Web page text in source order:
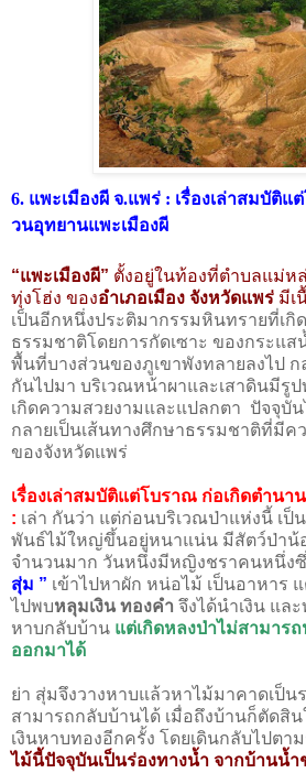
6. แพะเมืองผี จ.แพร่ : เรื่องเล่าสมบัติ
วนอุทยานแพะเมืองผี
“แพะเมืองผี” ตั้งอยู่ในท้องที่ตำบลแม่ห
ทุ่งโฮ่ง ของอำเภอเมือง จังหวัดแพร่ มีเ
เป็นอีกหนึ่งประติมากรรมหินทรายที่เ
ธรรมชาติโดยการกัดเซาะ ของกระแส
พื้นที่บางส่วนของภูเขาพังทลายลงไป
กันไปมา บริเวณหน้าผาและเสาดินมีรู
เกิดความสวยงามและแปลกตา ปัจจุบั
กลายเป็นเส้นทางศึกษาธรรมชาติที่มี
ของจังหวัดแพร่
เรื่องเล่าสมบัติแต่โบราณ ก่อเกิดตำนา
: เล่า กันว่า แต่ก่อนบริเวณป่าแห่งนี้ เ
พันธ์ไม้ใหญ่ขึ้นอยู่หนาแน่น มีสัตว์ป่าน้
จำนวนมาก วันหนึ่งมีหญิงชราคนหนึ่งซึ่
สุ่ม ” เข้าไปหาผัก หน่อไม้ เป็นอาหาร
ไปพบหลุมเงิน ทองคำ จึงได้นำเงิน แล
หาบกลับบ้าน แต่เกิดหลงป่าไม่สามาร
ออกมาได้
ย่า สุ่มจึงวางหาบแล้วหาไม้มาคาดเป็น
สามารถกลับบ้านได้ เมื่อถึงบ้านก็ตัดสิ
เงินหาบทองอีกครั้ง โดยเดินกลับไปตา
ไม้นี้ปัจจุบันเป็นร่องทางน้ำ จากบ้านน้ำ